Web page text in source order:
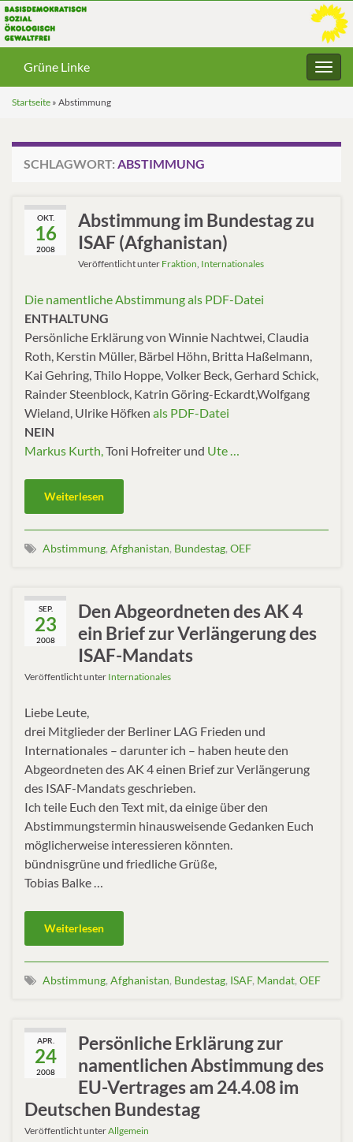
Grüne Linke
Startseite » Abstimmung
SCHLAGWORT: ABSTIMMUNG
OKT.
16
2008
Abstimmung im Bundestag zu
ISAF (Afghanistan)
Veröffentlicht unter Fraktion Internationales
Die namentliche Abstimmung als PDF-Datei
ENTHALTUNG
Persönliche Erklärung von Winnie Nachtwei, Claudia
Roth, Kerstin Müller, Bärbel Höhn, Britta Haßelmann,
Kai Gehring, Thilo Hoppe, Volker Beck, Gerhard Schick,
Rainder Steenblock, Katrin Göring-Eckardt,Wolfgang
Wieland, Ulrike Höfken als PDF-Datei
NEIN
Markus Kurth,Toni Hofreiter und Ute …
Weiterlesen
Abstimmung, Afghanistan, Bundestag, OEF
SEP.
23
2008
Den Abgeordneten des AK 4
ein Brief zur Verlängerung des
ISAF-Mandats
Veröffentlicht unter Internationales
Liebe Leute,
drei Mitglieder der Berliner LAG Frieden und
Internationales – darunter ich – haben heute den
Abgeordneten des AK 4 einen Brief zur Verlängerung
des ISAF-Mandats geschrieben.
Ich teile Euch den Text mit, da einige über den
Abstimmungstermin hinausweisende Gedanken Euch
möglicherweise interessieren könnten.
bündnisgrüne und friedliche Grüße,
Tobias Balke …
Weiterlesen
Abstimmung, Afghanistan, Bundestag, ISAF, Mandat, OEF
APR.
24
2008
Persönliche Erklärung zur
namentlichen Abstimmung des
EU-Vertrages am 24.4.08 im
Deutschen Bundestag
Veröffentlicht unterAllgemein